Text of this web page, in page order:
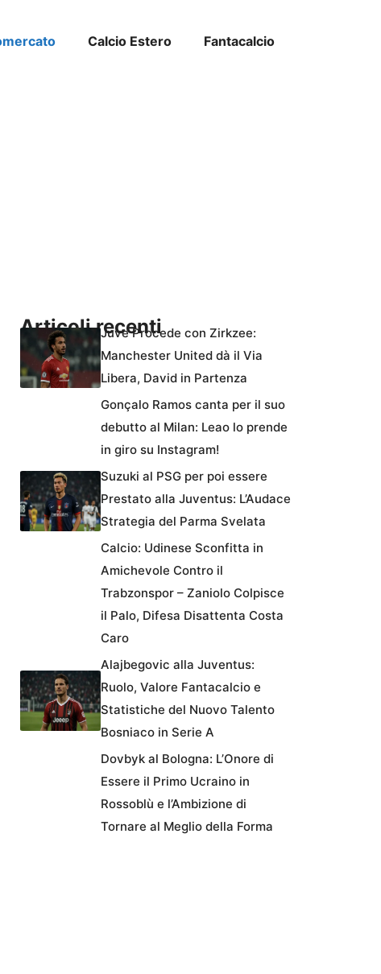
Calcio Estero Fantacalcio
Articoli recentiJuve Procede con Zirkzee:
Manchester United dà il Via
Libera, David in Partenza
Gonçalo Ramos canta per il suo
debutto al Milan: Leao lo prende
in giro su Instagram!
Suzuki al PSG per poi essere
Prestato alla Juventus: L’Audace
Strategia del Parma Svelata
Calcio: Udinese Sconfitta in
Amichevole Contro il
Trabzonspor – Zaniolo Colpisce
il Palo, Difesa Disattenta Costa
Caro
Alajbegovic alla Juventus:
Ruolo, Valore Fantacalcio e
Statistiche del Nuovo Talento
Bosniaco in Serie A
Dovbyk al Bologna: L’Onore di
Essere il Primo Ucraino in
Rossoblù e l’Ambizione di
Tornare al Meglio della Forma